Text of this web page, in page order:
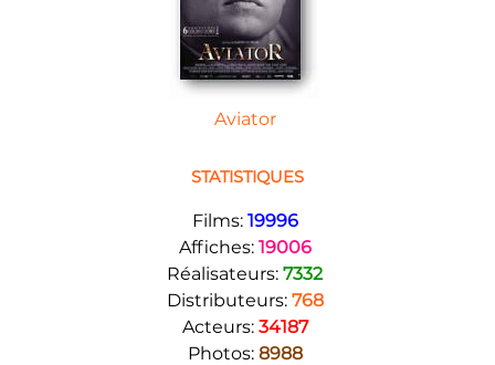
Aviator
STATISTIQUES
Films: 19996
Affiches: 19006
Réalisateurs: 7332
Distributeurs: 768
Acteurs: 34187
Photos: 8988